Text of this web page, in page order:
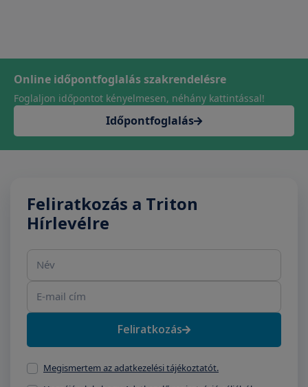
Online időpontfoglalás szakrendelésre
Foglaljon időpontot kényelmesen, néhány kattintással!
Időpontfoglalás
Feliratkozás a Triton
Hírlevélre
Név
E-mail cím
Feliratkozás
Megismertem az adatkezelési tájékoztatót.